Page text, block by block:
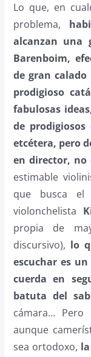
Lo que, en
problema,
alcanzan una
Barenboim,
de gran
prodigioso
fabulosas
de
etcétera, pero
en director, no
estimable
que busca el
violonchelista
propia de
discursivo), lo
escuchar es
cuerda en
batuta del
cámara… Pero
aunque
sea ortodoxo,